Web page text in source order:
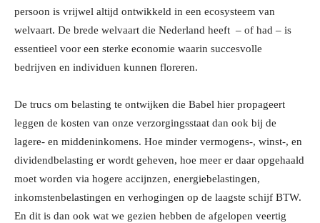
persoon is vrijwel altijd ontwikkeld in een ecosysteem van
welvaart. De brede welvaart die Nederland heeft – of had – is
essentieel voor een sterke economie waarin succesvolle
bedrijven en individuen kunnen floreren.
De trucs om belasting te ontwijken die Babel hier propageert
leggen de kosten van onze verzorgingsstaat dan ook bij de
lagere- en middeninkomens. Hoe minder vermogens-, winst-, en
dividendbelasting er wordt geheven, hoe meer er daar opgehaald
moet worden via hogere accijnzen, energiebelastingen,
inkomstenbelastingen en verhogingen op de laagste schijf BTW.
En dit is dan ook wat we gezien hebben de afgelopen veertig